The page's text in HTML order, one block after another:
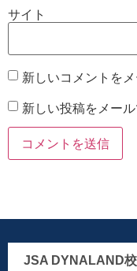
サイト
新しいコメントを
新しい投稿をメー
JSA DYNALAND校